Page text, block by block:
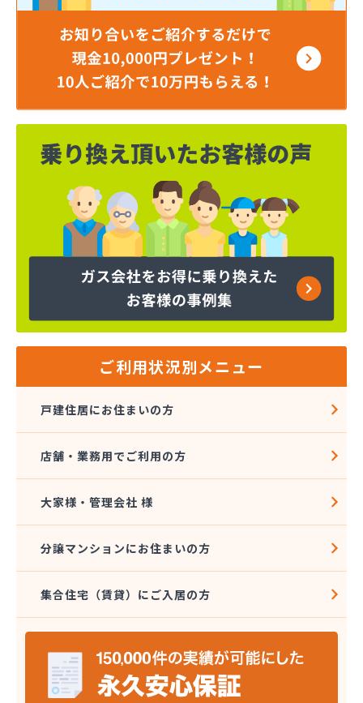
ご利用状況別メニュー
戸建住居にお住まいの方
店舗・業務用でご利用の方
大家様・管理会社 様
分譲マンションにお住まいの方
集合住宅（賃貸）にご入居の方